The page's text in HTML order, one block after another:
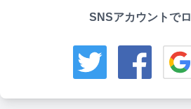
SNSアカウントで